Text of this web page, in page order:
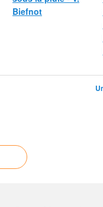
Biefnot